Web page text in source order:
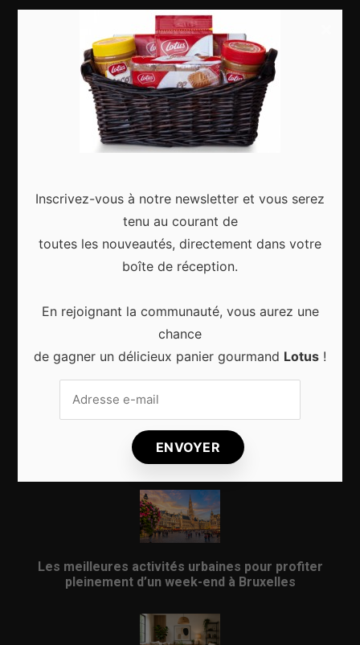
Articles récents
Les Meilleurs Événements Culturels à Découvrir à
Bruxelles Toute l’Année
Les meilleures activités culturelles à Bruxelles
pour vivre la ville autrement
Pourquoi les cafés indépendants donnent une
nouvelle énergie aux quartiers de Bruxelles
Les meilleures activités urbaines pour profiter
pleinement d’un week-end à Bruxelles
Inscrivez-vous à notre newsletter et vous serez
tenu au courant de
toutes les nouveautés, directement dans votre
boîte de réception.
En rejoignant la communauté, vous aurez une
chance
de gagner un délicieux panier gourmand Lotus !